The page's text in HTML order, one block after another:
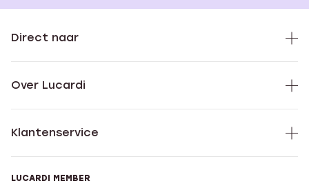
Direct naar
Over Lucardi
Klantenservice
LUCARDI MEMBER